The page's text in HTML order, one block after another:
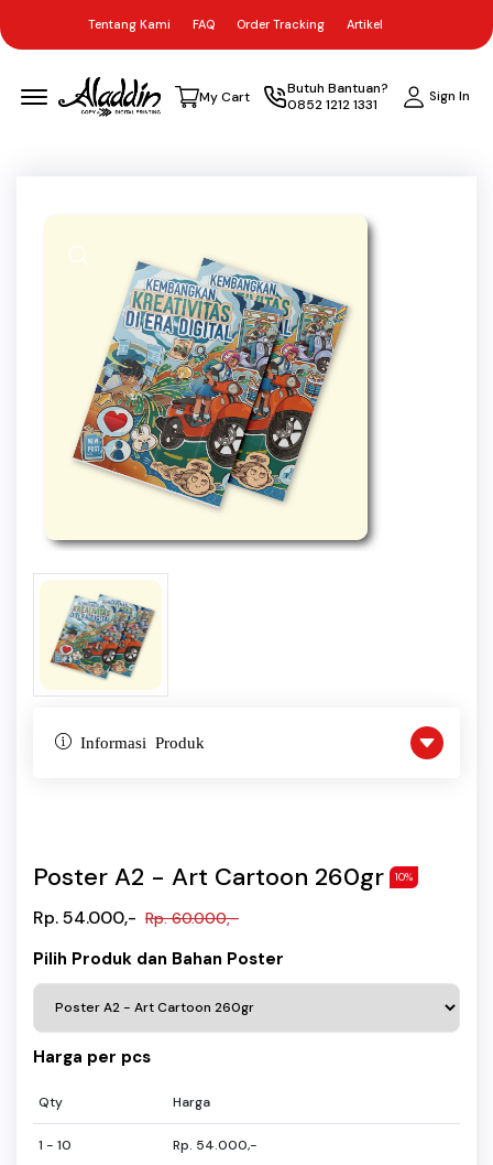
Tentang Kami FAQ Order Tracking Artikel
Menu Open
My Cart
Butuh Bantuan?
0852 1212 1331
Sign In
Informasi Produk
Poster A2 - Art Cartoon 260gr 10%
Rp. 54.000,- Rp. 60.000,-
Pilih Produk dan Bahan Poster
Harga per pcs
Qty Harga
1 - 10 Rp. 54.000,-